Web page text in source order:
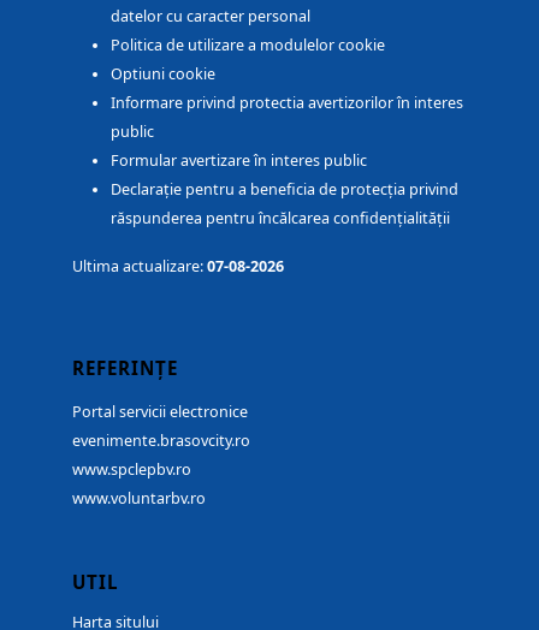
datelor cu caracter personal
Politica de utilizare a modulelor cookie
Optiuni cookie
Informare privind protectia avertizorilor în interes
public
Formular avertizare în interes public
Declarație pentru a beneficia de protecția privind
răspunderea pentru încălcarea confidențialității
Ultima actualizare:07-08-2026
REFERINȚE
Portal servicii electronice
evenimente.brasovcity.ro
www.spclepbv.ro
www.voluntarbv.ro
UTIL
Harta sitului